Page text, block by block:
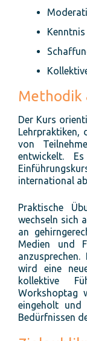
Methodik
Der Kurs
Lehrpraktiken,
von
entwickelt.
international
Praktische
wechseln sich
an
Medien und
wird eine
kollektive
Workshoptag
eingeholt und
Bedürfnissen